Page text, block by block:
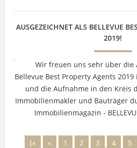
AUSGEZEICHNET ALS BELLEVUE
2019!
Wir freuen uns sehr über die
Bellevue Best Property Agents
und die Aufnahme in den Kreis
Immobilienmakler und Bauträger
Immobilienmagazin -
[« « 1 2 3 4 5